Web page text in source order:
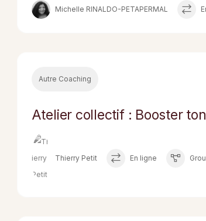
Michelle RINALDO-PETAPERMAL
Autre Coaching
Atelier collectif : Booster
Thierry Petit En ligne